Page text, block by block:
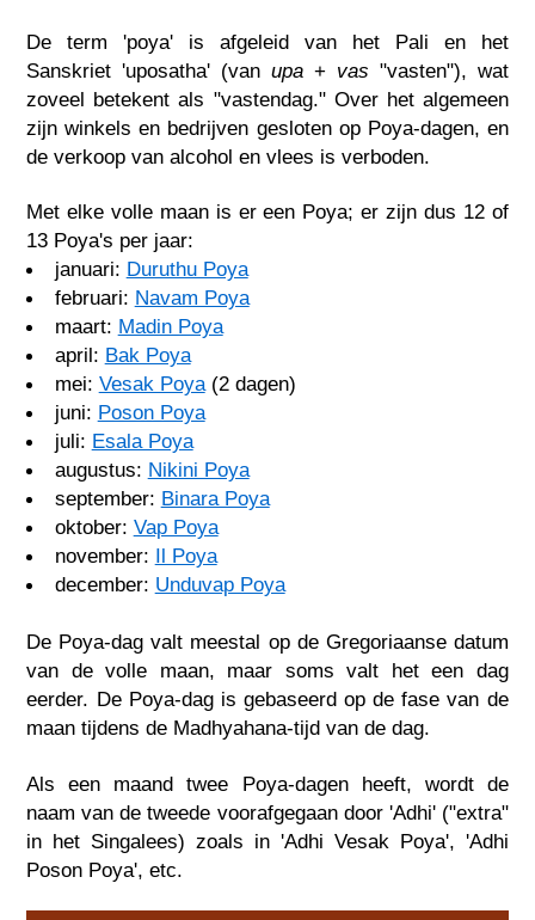
De term 'poya' is afgeleid van het Pali en het
Sanskriet 'uposatha' (vanupa + vas "vasten"), wat
zoveel betekent als "vastendag." Over het algemeen
zijn winkels en bedrijven gesloten op Poya-dagen, en
de verkoop van alcohol en vlees is verboden.
Met elke volle maan is er een Poya; er zijn dus 12 of
13 Poya's per jaar:
januari: Duruthu Poya
februari: Navam Poya
maart: Madin Poya
april: Bak Poya
mei: Vesak Poya(2 dagen)
juni: Poson Poya
juli: Esala Poya
augustus: Nikini Poya
september: Binara Poya
oktober: Vap Poya
november: Il Poya
december: Unduvap Poya
De Poya-dag valt meestal op de Gregoriaanse datum
van de volle maan, maar soms valt het een dag
eerder. De Poya-dag is gebaseerd op de fase van de
maan tijdens de Madhyahana-tijd van de dag.
Als een maand twee Poya-dagen heeft, wordt de
naam van de tweede voorafgegaan door 'Adhi' ("extra"
in het Singalees) zoals in 'Adhi Vesak Poya', 'Adhi
Poson Poya', etc.